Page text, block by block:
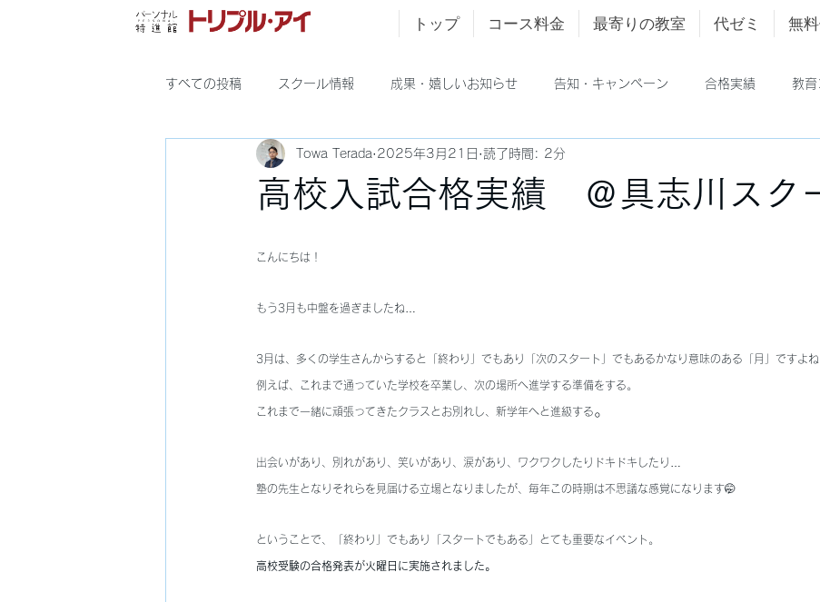
トップ コース料金 最寄りの教室 代ゼミ 無
すべての投稿 スクール情報 成果・嬉しいお知らせ 告知・キャンペーン 合格実績 教育
具志川
高校入試合格実績 ＠具志川スク
Towa Terada 2025年3月21日 読了時間: 2分
こんにちは！
もう3月も中盤を過ぎましたね…
3月は、多くの学生さんからすると「終わり」でもあり「次のスタート」でもあるかなり意味のある「月」ですよね
例えば、これまで通っていた学校を卒業し、次の場所へ進学する準備をする。
これまで一緒に頑張ってきたクラスとお別れし、新学年へと進級する。
出会いがあり、別れがあり、笑いがあり、涙があり、ワクワクしたりドキドキしたり…
塾の先生となりそれらを見届ける立場となりましたが、毎年この時期は不思議な感覚になります🤭
ということで、「終わり」でもあり「スタートでもある」とても重要なイベント。
高校受験の合格発表が火曜日に実施されました。